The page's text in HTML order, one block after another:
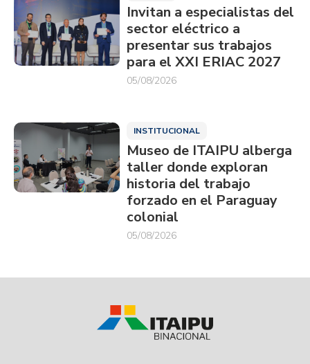
Invitan a especialistas del
sector eléctrico a
presentar sus trabajos
para el XXI ERIAC 2027
05/08/2026
INSTITUCIONAL
Museo de ITAIPU alberga
taller donde exploran
historia del trabajo
forzado en el Paraguay
colonial
05/08/2026